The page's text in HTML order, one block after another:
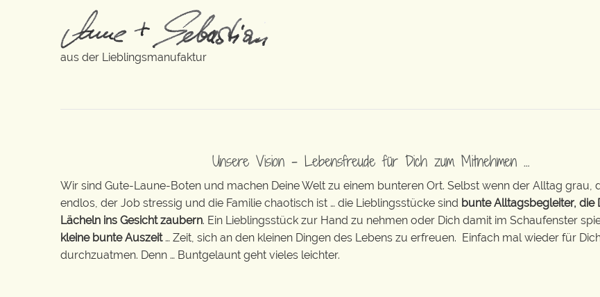
aus der Lieblingsmanufaktur
Unsere Vision – Lebensfreude für Dich zum Mitnehmen …
Wir sind Gute-Laune-Boten und machen Deine Welt zu einem bunteren Ort. Selbst wenn der Alltag grau,
endlos, der Job stressig und die Familie chaotisch ist … die Lieblingsstücke sind bunte Alltagsbegleiter, die
Lächeln ins Gesicht zaubern. Ein Lieblingsstück zur Hand zu nehmen oder Dich damit im Schaufenster
kleine bunte Auszeit… Zeit, sich an den kleinen Dingen des Lebens zu erfreuen. Einfach mal wieder für
durchzuatmen. Denn … Buntgelaunt geht vieles leichter.